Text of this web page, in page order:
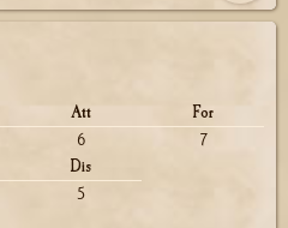
Att
6
For
7
Dis
5